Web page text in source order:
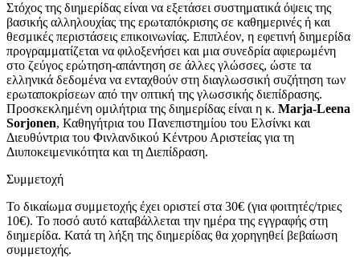
Στόχος της διημερίδας είναι να εξετάσει συστηματικά όψεις της
βασικής αλληλουχίας της ερωταπόκρισης σε καθημερινές ή και
θεσμικές περιστάσεις επικοινωνίας. Επιπλέον, η εφετινή διημερίδα
προγραμματίζεται να φιλοξενήσει και μια συνεδρία αφιερωμένη
στο ζεύγος ερώτηση-απάντηση σε άλλες γλώσσες, ώστε τα
ελληνικά δεδομένα να ενταχθούν στη διαγλωσσική συζήτηση των
ερωταποκρίσεων από την οπτική της γλωσσικής διεπίδρασης.
Προσκεκλημένη ομιλήτρια της διημερίδας είναι η κ. Marja-Leena
Sorjonen, Καθηγήτρια του Πανεπιστημίου του Ελσίνκι και
Διευθύντρια του Φινλανδικού Κέντρου Αριστείας για τη
Διυποκειμενικότητα και τη Διεπίδραση.
Συμμετοχή
Το δικαίωμα συμμετοχής έχει οριστεί στα 30€ (για φοιτητές/τριες
10€). Το ποσό αυτό καταβάλλεται την ημέρα της εγγραφής στη
διημερίδα. Κατά τη λήξη της διημερίδας θα χορηγηθεί βεβαίωση
συμμετοχής.